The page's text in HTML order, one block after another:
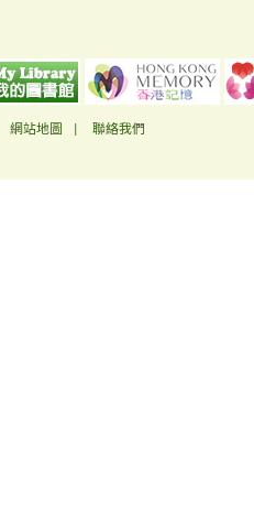
網站地圖 聯絡我們